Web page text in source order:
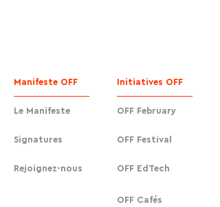
Manifeste OFF
Le Manifeste
Signatures
Rejoignez-nous
Initiatives OFF
OFF February
OFF Festival
OFF EdTech
OFF Cafés